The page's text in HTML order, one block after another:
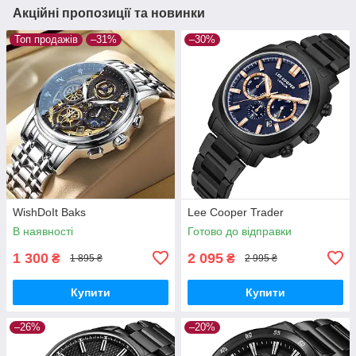
Акційні пропозиції та новинки
Топ продажів –31%
WishDoIt Baks
В наявності
1 300 ₴ 1 895 ₴
Купити
–30%
Lee Cooper Trader
Готово до відправки
2 095 ₴ 2 995 ₴
Купити
–26% –20%